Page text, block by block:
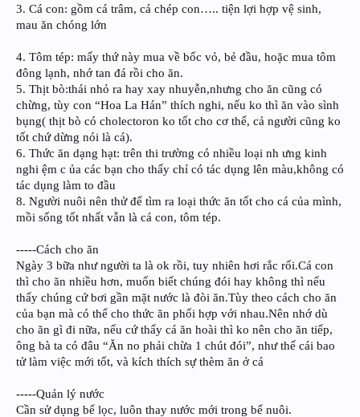
3. Cá con: gồm cá trâm, cá chép con….. tiện lợi hợp vệ sinh,
mau ăn chóng lớn
4. Tôm tép: mấy thứ này mua về bốc vỏ, bẻ đầu, hoặc mua tôm
đông lạnh, nhớ tan đá rồi cho ăn.
5. Thịt bò:thái nhỏ ra hay xay nhuyễn,nhưng cho ăn cũng có
chừng, tùy con “Hoa La Hán” thích nghi, nếu ko thì ăn vào sình
bụng( thịt bò có cholectoron ko tốt cho cơ thể, cả người cũng ko
tốt chứ dừng nói là cá).
6. Thức ăn dạng hạt: trên thi trường có nhiều loại nh ưng kinh
nghi ệm c ủa các bạn cho thấy chỉ có tác dụng lên màu,không có
tác dụng làm to đầu
8. Người nuôi nên thử để tìm ra loại thức ăn tốt cho cá của mình,
mồi sống tốt nhất vẫn là cá con, tôm tép.
-----Cách cho ăn
Ngày 3 bữa như người ta là ok rồi, tuy nhiên hơi rắc rối.Cá con
thì cho ăn nhiều hơn, muốn biết chúng đói hay không thì nếu
thấy chúng cứ bơi gần mặt nước là đòi ăn.Tùy theo cách cho ăn
của bạn mà có thể cho thức ăn phối hợp với nhau.Nên nhớ dù
cho ăn gì đi nữa, nếu cứ thấy cá ăn hoài thì ko nên cho ăn tiếp,
ông bà ta có đâu “Ăn no phải chừa 1 chút đói”, như thế cái bao
tử làm việc mới tốt, và kích thích sự thèm ăn ở cá
-----Quản lý nước
Cần sử dụng bể lọc, luôn thay nước mới trong bể nuôi.